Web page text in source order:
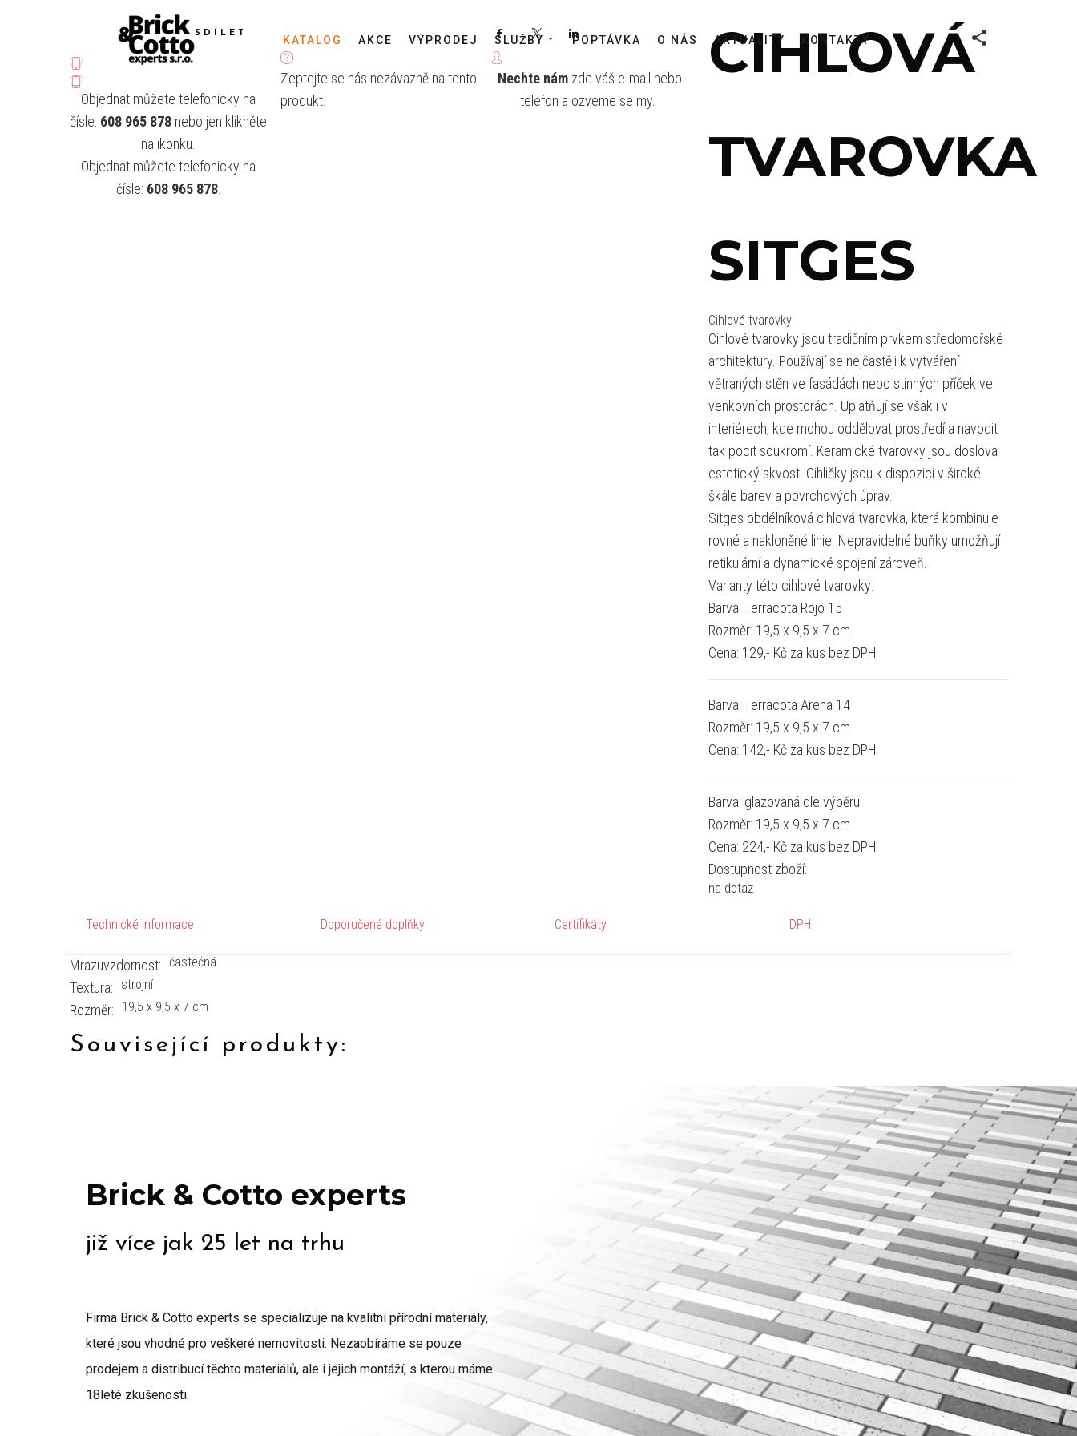
KATALOG AKCE VÝPRODEJ SLUŽBY POPTÁVKA O NÁS AKTUALITY KONTAKTY
SDÍLET Facebook LinkedIn
Objednat můžete telefonicky na
čísle: 608 965 878 nebo jen klikněte
na ikonku.
Objednat můžete telefonicky na
čísle: 608 965 878.
Zeptejte se nás nezávazně na tento
produkt.
Nechte námzde váš e-mail nebo
telefon a ozveme se my.
CIHLOVÁ
TVAROVKA
SITGES
Cihlové tvarovky
Cihlové tvarovky jsou tradičním prvkem středomořské
architektury. Používají se nejčastěji k vytváření
větraných stěn ve fasádách nebo stinných příček ve
venkovních prostorách. Uplatňují se však i v
interiérech, kde mohou oddělovat prostředí a navodit
tak pocit soukromí. Keramické tvarovky jsou doslova
estetický skvost. Cihličky jsou k dispozici v široké
škále barev a povrchových úprav.
Sitges obdélníková cihlová tvarovka, která kombinuje
rovné a nakloněné linie. Nepravidelné buňky umožňují
retikulární a dynamické spojení zároveň.
Varianty této cihlové tvarovky:
Barva: Terracota Rojo 15
Rozměr: 19,5 x 9,5 x 7 cm
Cena: 129,- Kč za kus bez DPH
Barva: Terracota Arena 14
Rozměr: 19,5 x 9,5 x 7 cm
Cena: 142,- Kč za kus bez DPH
Barva: glazovaná dle výběru
Rozměr: 19,5 x 9,5 x 7 cm
Cena: 224,- Kč za kus bez DPH
Dostupnost zboží:
na dotaz
Technické informace Doporučené doplňky Certifikáty DPH
Mrazuvzdornost: částečná
Textura: strojní
Rozměr: 19,5 x 9,5 x 7 cm
Související produkty:
Brick & Cotto experts
již více jak 25 let na trhu
Firma Brick & Cotto experts se specializuje na kvalitní přírodní materiály,
které jsou vhodné pro veškeré nemovitosti. Nezaobíráme se pouze
prodejem a distribucí těchto materiálů, ale i jejich montáží, s kterou máme
18leté zkušenosti.